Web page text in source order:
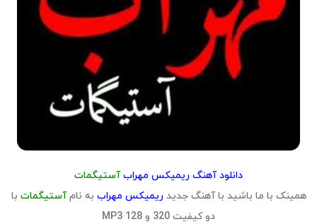
دانلود آهنگ ریمیکس مهراب آستیگمات
همینک با ما باشید با آهنگ جدیدریمیکس مهراب به نامآستیگمات با
دو کیفیت 320 و 128 MP3